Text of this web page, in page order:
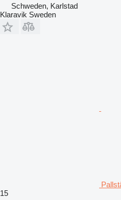
Schweden, Karlstad
Klaravik Sweden
15